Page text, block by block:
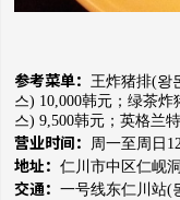
参考菜单： 王炸猪排(왕
스) 10,000韩元； 绿茶炸
스) 9,500韩元； 英格兰
营业时间： 周一至周日
地址： 仁川市中区仁岘
交通： 一号线东仁川站(